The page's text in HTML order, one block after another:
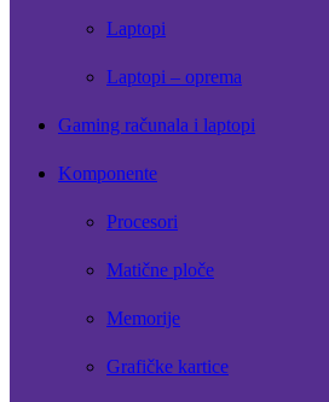
Laptopi
Laptopi – oprema
Gaming računala i laptopi
Komponente
Procesori
Matične ploče
Memorije
Grafičke kartice